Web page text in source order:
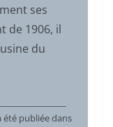
ses
de 1906, il
du
été publiée dans